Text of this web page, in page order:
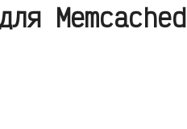
Memcached